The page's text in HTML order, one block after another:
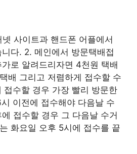
사이트과 핸드폰 어플에서
다. 2. 메인에서 방문택배접
로 알려드리자면 4천원 택배
배 그리고 저렴하게 접수할 수
접수할 경우 가장 빨리 방문한
이전에 접수해야 다음날 수
접수할 경우 그 다음날 수거
화요일 오후 5시에 접수를 끝